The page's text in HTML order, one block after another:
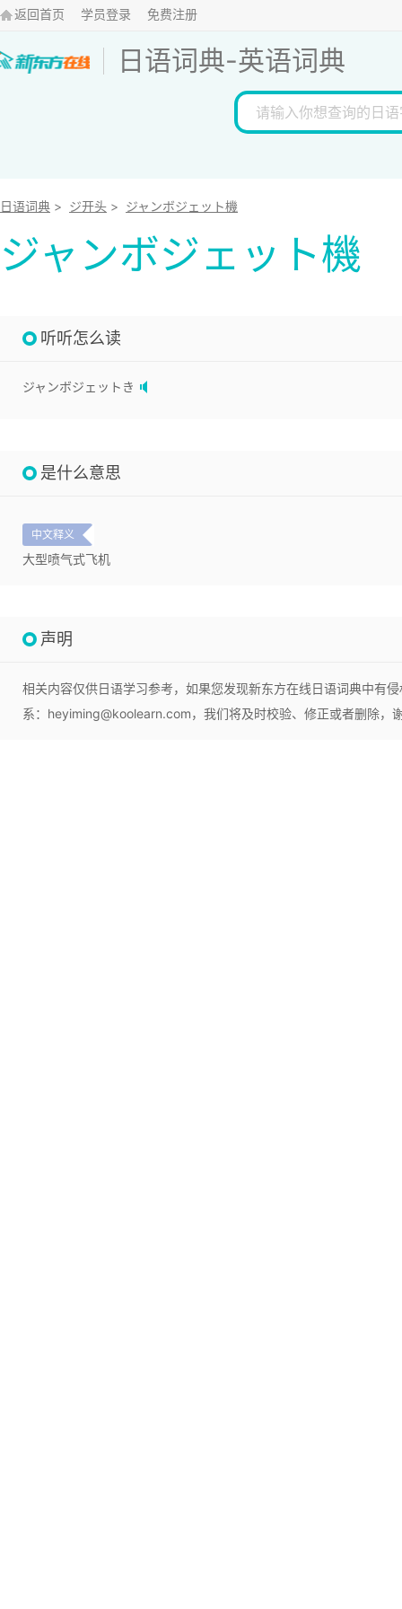
返回首页 学员登录 免费注册
日语词典-英语词典
日语词典 > ジ开头 > ジャンボジェット機
ジャンボジェット機
听听怎么读
ジャンボジェットき
是什么意思
中文释义
大型喷气式飞机
声明
相关内容仅供日语学习参考，如果您发现新东方在线日语词典中有
系：heyiming@koolearn.com，我们将及时校验、修正或者删除，